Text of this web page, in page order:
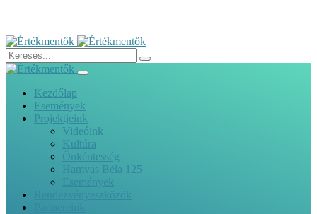
Kezdőlap
Események
Projektjeink
Videóink
Kultúra
Önkéntesség
Hamvas Béla 125
Események
Rendezvényeszközök